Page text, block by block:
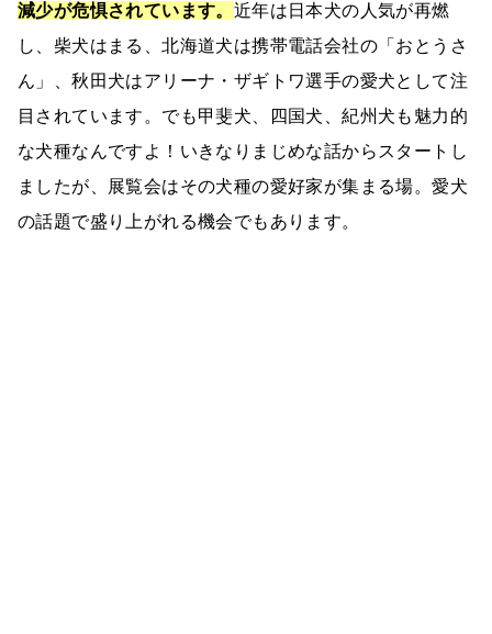
減少が危惧されています。 近年は日本犬の人気が再燃
し、柴犬はまる、北海道犬は携帯電話会社の「おとうさ
ん」、秋田犬はアリーナ・ザギトワ選手の愛犬として注
目されています。でも甲斐犬、四国犬、紀州犬も魅力的
な犬種なんですよ！いきなりまじめな話からスタートし
ましたが、展覧会はその犬種の愛好家が集まる場。愛犬
の話題で盛り上がれる機会でもあります。